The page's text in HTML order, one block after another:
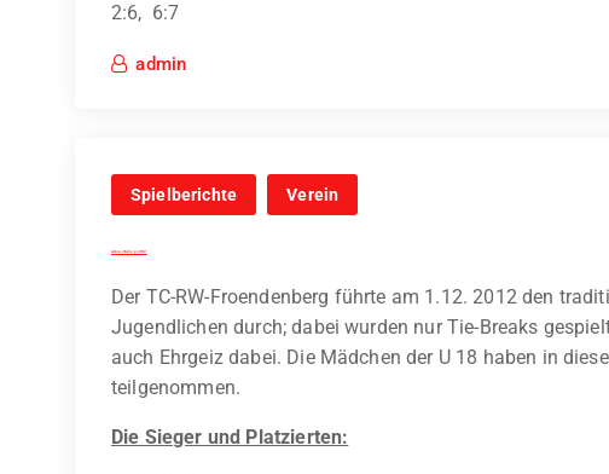
2:6, 6:7
admin
Spielberichte Verein
Advents-Cup 2012
Der TC-RW-Froendenberg führte am 1.12. 2012 den
Jugendlichen durch; dabei wurden nur Tie-Breaks
auch Ehrgeiz dabei. Die Mädchen der U 18 haben in
teilgenommen.
Die Sieger und Platzierten: